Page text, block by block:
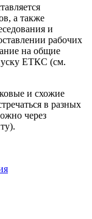
а также
и
рабочих
на общие
ЕТКС (см.
и схожие
в разных
через